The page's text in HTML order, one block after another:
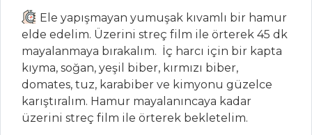
Balık Yemekleri
Tüm Tarifleri
PASTA VE
TATLILAR
ALMAN PASTASI
Ele yapışmayan yumuşak kıvamlı bir hamur
elde edelim. Üzerini streç film ile örterek 45 dk
mayalanmaya bırakalım. İç harcı için bir kapta
kıyma, soğan, yeşil biber, kırmızı biber,
domates, tuz, karabiber ve kimyonu güzelce
karıştıralım. Hamur mayalanıncaya kadar
üzerini streç film ile örterek bekletelim.